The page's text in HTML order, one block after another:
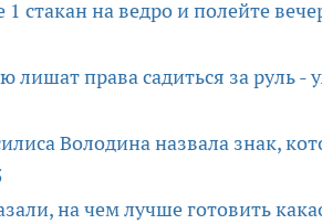
стакан на ведро и полейте
лишат права садиться за руль -
Володина назвала знак,
на чем лучше готовить